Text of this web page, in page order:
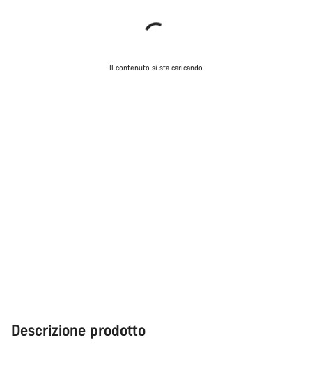
Il contenuto si sta caricando
Descrizione prodotto